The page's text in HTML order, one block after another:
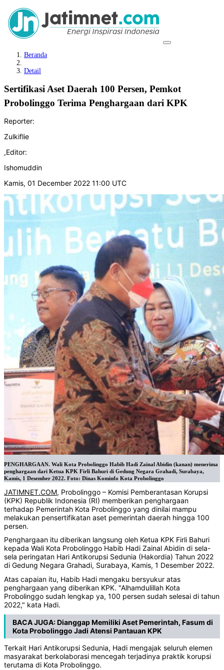
Beranda
Detail
Sertifikasi Aset Daerah 100 Persen, Pemkot
Probolinggo Terima Penghargaan dari KPK
Reporter:
Zulkiflie
,Editor:
Ishomuddin
Kamis, 01 December 2022 11:00 UTC
PENGHARGAAN. Wali Kota Probolinggo Habib Hadi Zainal Abidin (kanan) menerima
penghargaan dari Ketua KPK Firli Bahuri di Gedung Negara Grahadi, Surabaya,
Kamis, 1 Desember 2022. Foto: Dinas Kominfo Kota Probolinggo
JATIMNET.COM, Probolinggo – Komisi Pemberantasan Korupsi
(KPK) Republik Indonesia (RI) memberikan penghargaan
terhadap Pemerintah Kota Probolinggo yang dinilai mampu
melakukan pensertifikatan aset pemerintah daerah hingga 100
persen.
Penghargaan itu diberikan langsung oleh Ketua KPK Firli Bahuri
kepada Wali Kota Probolinggo Habib Hadi Zainal Abidin di sela-
sela peringatan Hari Antikorupsi Sedunia (Hakordia) Tahun 2022
di Gedung Negara Grahadi, Surabaya, Kamis, 1 Desember 2022.
Atas capaian itu, Habib Hadi mengaku bersyukur atas
penghargaan yang diberikan KPK. "Alhamdulillah Kota
Probolinggo sudah lengkap ya, 100 persen sudah selesai di tahun
2022," kata Hadi.
BACA JUGA:Dianggap Memiliki Aset Pemerintah, Fasum di
Kota Probolinggo Jadi Atensi Pantauan KPK
Terkait Hari Antikorupsi Sedunia, Hadi mengajak seluruh elemen
masyarakat berkolaborasi mencegah terjadinya praktik korupsi
terutama di Kota Probolinggo.